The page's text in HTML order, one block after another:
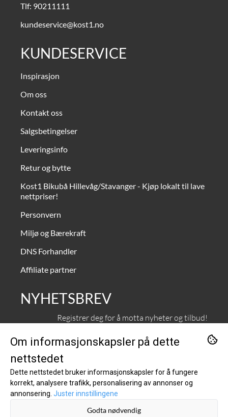
Tlf: 90211111
kundeservice@kost1.no
KUNDESERVICE
Inspirasjon
Om oss
Kontakt oss
Salgsbetingelser
Leveringsinfo
Retur og bytte
Kost1 Bikubå Hillevåg/Stavanger - Kjøp lokalt til lave
nettpriser!
Personvern
Miljø og Bærekraft
DNS Forhandler
Affiliate partner
NYHETSBREV
Registrer deg for å motta nyheter og tilbud!
Registrer deg
Om informasjonskapsler på dette
nettstedet
Dette nettstedet bruker informasjonskapsler for å fungere
korrekt, analysere trafikk, personalisering av annonser og
annonsering. Juster innstillingene
Godta nødvendig